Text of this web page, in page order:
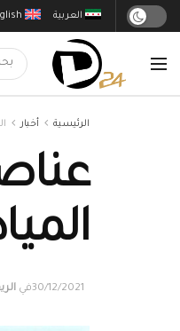
العربية
الرئيسية أخبار
30/12/2021في